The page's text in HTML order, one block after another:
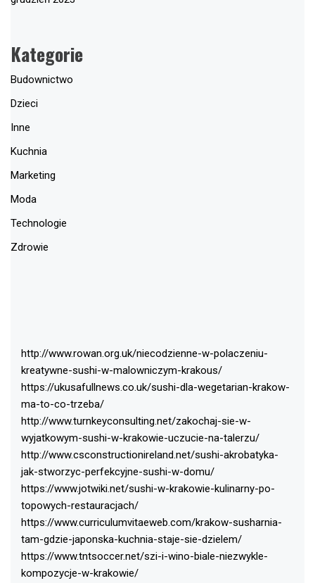
Kategorie
Budownictwo
Dzieci
Inne
Kuchnia
Marketing
Moda
Technologie
Zdrowie
http://www.rowan.org.uk/niecodzienne-w-polaczeniu-
kreatywne-sushi-w-malowniczym-krakous/
https://ukusafullnews.co.uk/sushi-dla-wegetarian-krakow-
ma-to-co-trzeba/
http://www.turnkeyconsulting.net/zakochaj-sie-w-
wyjatkowym-sushi-w-krakowie-uczucie-na-talerzu/
http://www.csconstructionireland.net/sushi-akrobatyka-
jak-stworzyc-perfekcyjne-sushi-w-domu/
https://www.jotwiki.net/sushi-w-krakowie-kulinarny-po-
topowych-restauracjach/
https://www.curriculumvitaeweb.com/krakow-susharnia-
tam-gdzie-japonska-kuchnia-staje-sie-dzielem/
https://www.tntsoccer.net/szi-i-wino-biale-niezwykle-
kompozycje-w-krakowie/